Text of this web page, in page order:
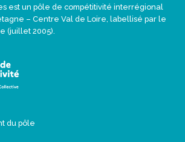
est un pôle de compétitivité interrégional
– Centre Val de Loire, labellisé par le
(juillet 2005).
du pôle